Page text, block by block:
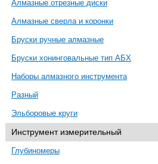
Алмазные отрезные диски
Алмазные сверла и коронки
Бруски ручные алмазные
Бруски хонинговальные тип АБХ
Наборы алмазного инструмента
Разный
Эльборовые круги
Инструмент измерительный
Глубиномеры